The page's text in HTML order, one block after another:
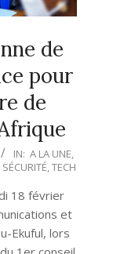
de
pour
de
IN: A LA UNE
TECH
18 février
et
Ekuful, lors